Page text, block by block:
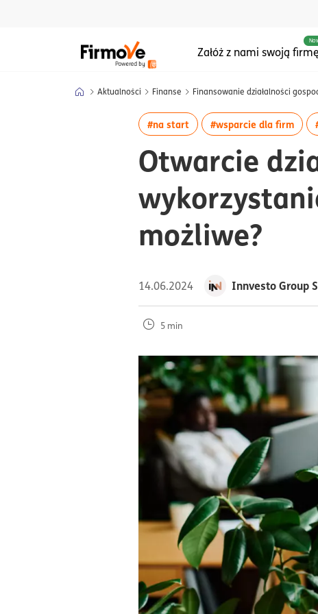
Menu główne serwisu
Załóż z nami swoją firmę
Aktualności Finanse Finansowanie działalności
#na startwięcej artykułów z
#wsparcie dla firm
Otwarcie
możliwe?
14.06.2024 Innvesto Group
5 min